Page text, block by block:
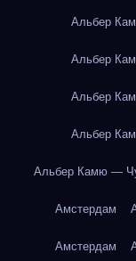
Альбер
Альбер
Альбер
Альбер
Альбер Камю —
Амстердам
Амстердам